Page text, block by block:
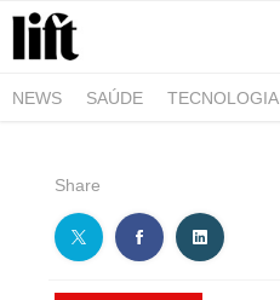
NEWS SAÚDE TECNOLOGIA
Share